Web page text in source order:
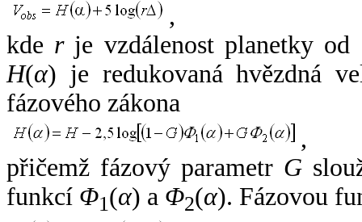
,
kde rje vzdálenost planetky od
H(α) je redukovaná hvězdná
fázového zákona
,
přičemž fázový parametr G
funkcí Φ1(α) a Φ2(α). Fázovou